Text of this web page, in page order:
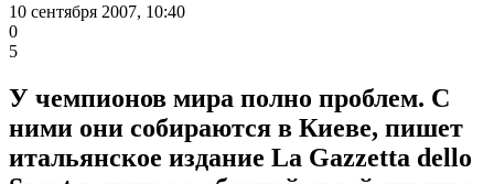
10 сентября 2007, 10:40
0
5
У чемпионов мира полно проблем. С
ними они собираются в Киеве, пишет
итальянское издание La Gazzetta dello